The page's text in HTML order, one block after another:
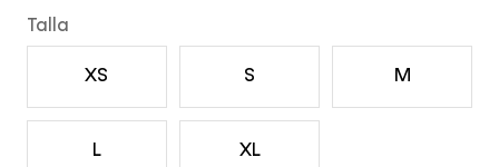
Talla
XS S M
L XL